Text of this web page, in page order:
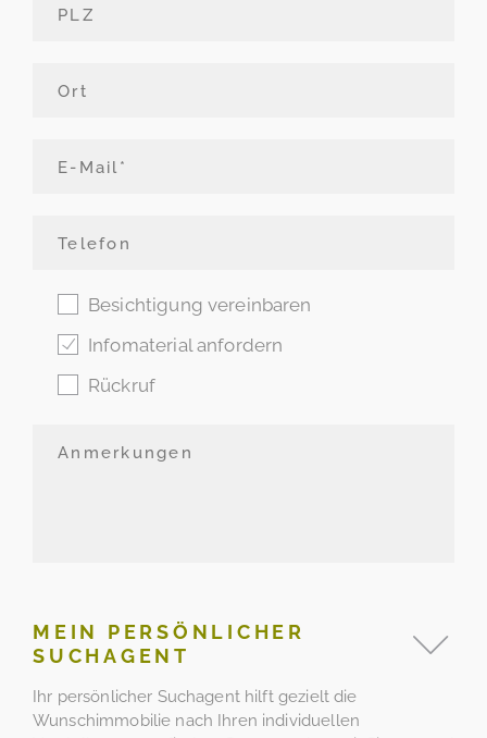
Besichtigung vereinbaren
Infomaterial anfordern
Rückruf
MEIN PERSÖNLICHER
SUCHAGENT
Ihr persönlicher Suchagent hilft gezielt die
Wunschimmobilie nach Ihren individuellen